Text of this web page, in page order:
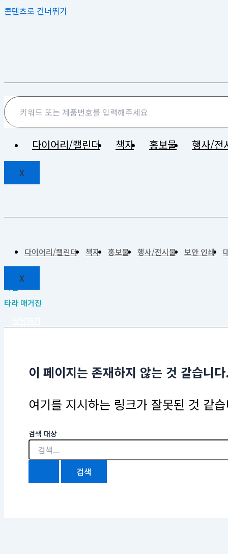
콘텐츠로 건너뛰기
다이어리/캘린더 책자 홍보물 행사/전
X
다이어리/캘린더 책자 홍보물 행사/전시물 보안 인쇄
X
타라 매거진
이 페이지는 존재하지 않는 것 같습니
여기를 지시하는 링크가 잘못된 것 같
검색 대상